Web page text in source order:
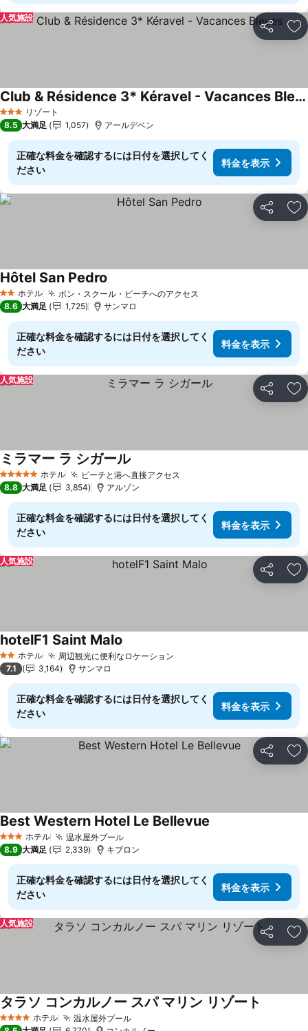
シェア お
人気施設
3 ホテルのランク
リゾート
Club & Résidence 3* Kéravel - Vacances Bleues
8.5 大満足 1,057 アールデベン
正確な料金を確認するには日付を選択してく
ださい
料金を表示
シェア お
2 ホテルのランク
ホテル ボン・スクール・ビーチへのアクセス
Hôtel San Pedro
8.6 大満足 1,725 サンマロ
正確な料金を確認するには日付を選択してく
ださい
料金を表示
シェア お
人気施設
5 ホテルのランク
ホテル ビーチと港へ直接アクセス
ミラマー ラ シガール
8.8 大満足 3,854 アルゾン
正確な料金を確認するには日付を選択してく
ださい
料金を表示
シェア お
人気施設
2 ホテルのランク
ホテル 周辺観光に便利なロケーション
hotelF1 Saint Malo
7.1 3,164 サンマロ
正確な料金を確認するには日付を選択してく
ださい
料金を表示
シェア お
3 ホテルのランク
ホテル 温水屋外プール
Best Western Hotel Le Bellevue
8.9 大満足 2,339 キブロン
正確な料金を確認するには日付を選択してく
ださい
料金を表示
シェア お
人気施設
4 ホテルのランク
ホテル 温水屋外プール
タラソ コンカルノー スパ マリン リゾート